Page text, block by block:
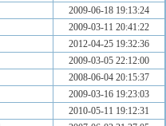
2009-06-18 19:13:24
2009-03-11 20:41:22
2012-04-25 19:32:36
2009-03-05 22:12:00
2008-06-04 20:15:37
2009-03-16 19:23:03
2010-05-11 19:12:31